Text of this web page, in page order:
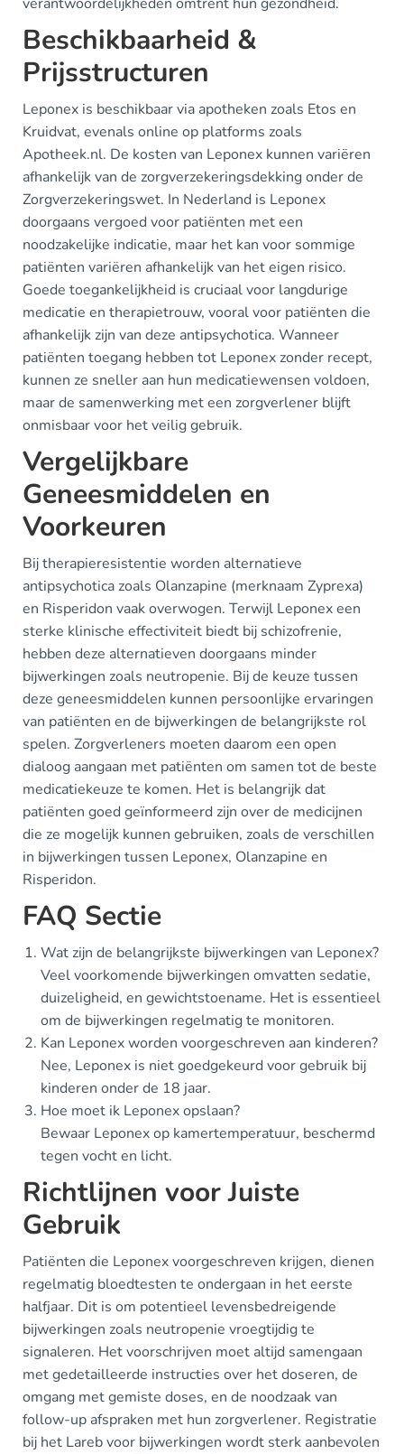
Beschikbaarheid &
Prijsstructuren
Leponex is beschikbaar via apotheken zoals Etos en
Kruidvat, evenals online op platforms zoals
Apotheek.nl. De kosten van Leponex kunnen variëren
afhankelijk van de zorgverzekeringsdekking onder de
Zorgverzekeringswet. In Nederland is Leponex
doorgaans vergoed voor patiënten met een
noodzakelijke indicatie, maar het kan voor sommige
patiënten variëren afhankelijk van het eigen risico.
Goede toegankelijkheid is cruciaal voor langdurige
medicatie en therapietrouw, vooral voor patiënten die
afhankelijk zijn van deze antipsychotica. Wanneer
patiënten toegang hebben tot Leponex zonder recept,
kunnen ze sneller aan hun medicatiewensen voldoen,
maar de samenwerking met een zorgverlener blijft
onmisbaar voor het veilig gebruik.
Vergelijkbare
Geneesmiddelen en
Voorkeuren
Bij therapieresistentie worden alternatieve
antipsychotica zoals Olanzapine (merknaam Zyprexa)
en Risperidon vaak overwogen. Terwijl Leponex een
sterke klinische effectiviteit biedt bij schizofrenie,
hebben deze alternatieven doorgaans minder
bijwerkingen zoals neutropenie. Bij de keuze tussen
deze geneesmiddelen kunnen persoonlijke ervaringen
van patiënten en de bijwerkingen de belangrijkste rol
spelen. Zorgverleners moeten daarom een open
dialoog aangaan met patiënten om samen tot de beste
medicatiekeuze te komen. Het is belangrijk dat
patiënten goed geïnformeerd zijn over de medicijnen
die ze mogelijk kunnen gebruiken, zoals de verschillen
in bijwerkingen tussen Leponex, Olanzapine en
Risperidon.
FAQ Sectie
Wat zijn de belangrijkste bijwerkingen van Leponex?
Veel voorkomende bijwerkingen omvatten sedatie,
duizeligheid, en gewichtstoename. Het is essentieel
om de bijwerkingen regelmatig te monitoren.
Kan Leponex worden voorgeschreven aan kinderen?
Nee, Leponex is niet goedgekeurd voor gebruik bij
kinderen onder de 18 jaar.
Hoe moet ik Leponex opslaan?
Bewaar Leponex op kamertemperatuur, beschermd
tegen vocht en licht.
Richtlijnen voor Juiste
Gebruik
Patiënten die Leponex voorgeschreven krijgen, dienen
regelmatig bloedtesten te ondergaan in het eerste
halfjaar. Dit is om potentieel levensbedreigende
bijwerkingen zoals neutropenie vroegtijdig te
signaleren. Het voorschrijven moet altijd samengaan
met gedetailleerde instructies over het doseren, de
omgang met gemiste doses, en de noodzaak van
follow-up afspraken met hun zorgverlener. Registratie
bij het Lareb voor bijwerkingen wordt sterk aanbevolen